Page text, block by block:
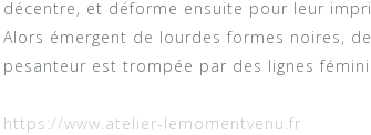
décentre, et déforme ensuite pour leur
Alors émergent de lourdes formes noires,
pesanteur est trompée par des lignes
https://www.atelier-lemomentvenu.fr